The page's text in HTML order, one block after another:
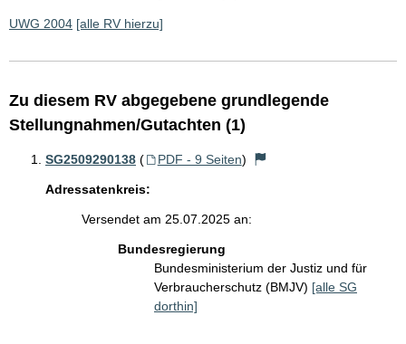
UWG 2004 [alle RV hierzu]
Zu diesem RV abgegebene grundlegende
Stellungnahmen/Gutachten (1)
SG2509290138 ( PDF - 9 Seiten)
Adressatenkreis:
Versendet am 25.07.2025 an:
Bundesregierung
Bundesministerium der Justiz und für
Verbraucherschutz (BMJV) [alle SG
dorthin]